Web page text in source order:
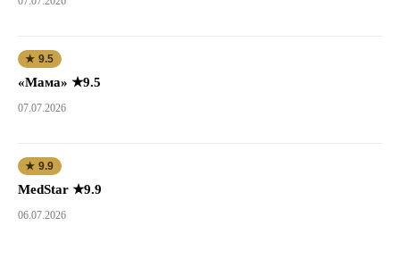
★ 9.5
«Мама» ★9.5
07.07.2026
★ 9.9
MedStar ★9.9
06.07.2026